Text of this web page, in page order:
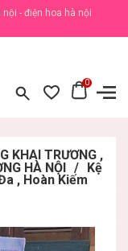
- điện hoa hà nội
0
KHAI TRƯƠNG ,
HÀ NỘI / Kệ
, Hoàn Kiếm